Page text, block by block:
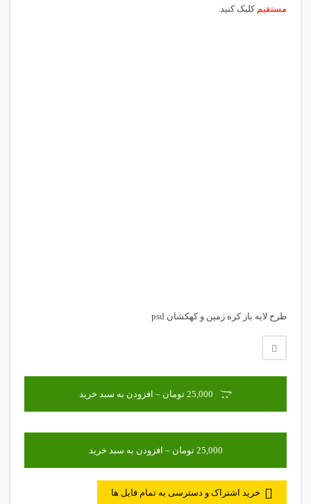
مستقیم کلیک کنید.
طرح لایه باز کره زمین و کهکشان psd
25,000 تومان – افزودن به سبد خرید
خرید اشتراک و دسترسی به تمام فایل ها